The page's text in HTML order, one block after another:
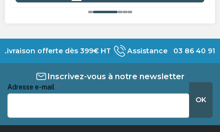
Livraison offerte dès 399€ HT Assistance 03 86 40 91
Inscrivez-vous à notre newsletter
Adresse e-mail *
OK